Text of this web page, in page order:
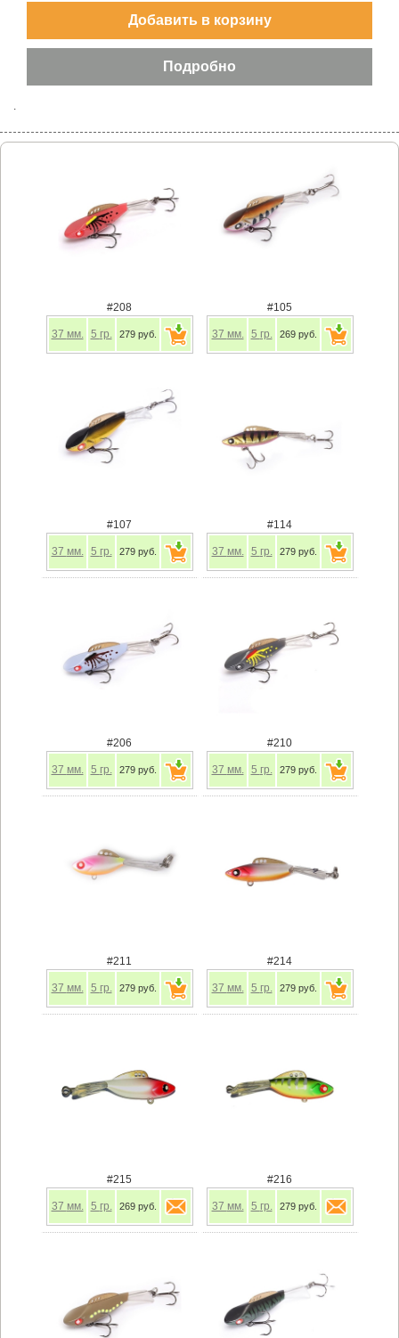
#208
37 мм. 5 гр. 279 руб.
#105
37 мм. 5 гр. 269 руб.
#107
37 мм. 5 гр. 279 руб.
#114
37 мм. 5 гр. 279 руб.
#206
37 мм. 5 гр. 279 руб.
#210
37 мм. 5 гр. 279 руб.
#211
37 мм. 5 гр. 279 руб.
#214
37 мм. 5 гр. 279 руб.
#215
37 мм. 5 гр. 269 руб.
#216
37 мм. 5 гр. 279 руб.